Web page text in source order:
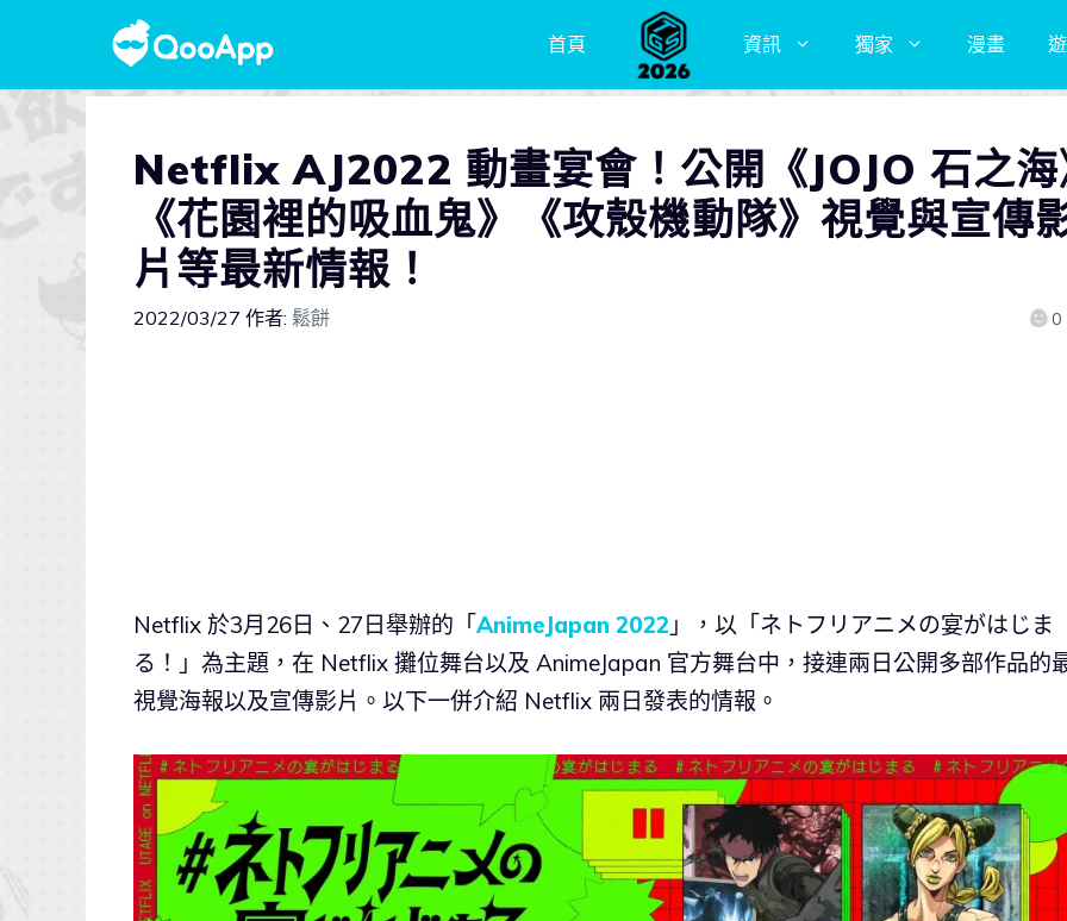
首頁 資訊 獨家 漫畫
Netflix AJ2022 動畫宴會！公開《JOJO 石之
《花園裡的吸血鬼》《攻殼機動隊》視覺與宣傳
片等最新情報！
2022/03/27 作者: 鬆餅 0
Netflix 於3月26日、27日舉辦的「AnimeJapan 2022 」，以「ネトフリアニメの宴がはじま
る！」為主題，在 Netflix 攤位舞台以及 AnimeJapan 官方舞台中，接連兩日公開多部作品的
視覺海報以及宣傳影片。以下一併介紹 Netflix 兩日發表的情報。